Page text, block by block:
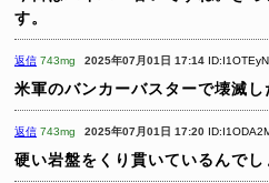
す。
返信 743mg 2025年07月01日 17:14
米軍のバンカーバスターで壊滅し
返信 743mg 2025年07月01日 17:20
硬い岩盤をくり貫いているんでし